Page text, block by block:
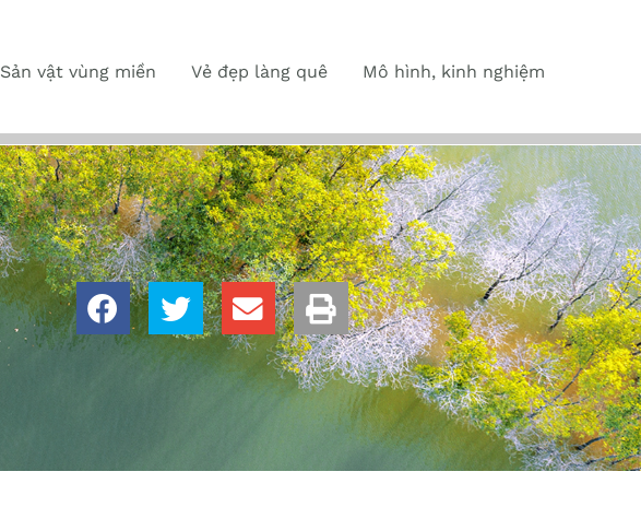
Sản vật vùng miền Vẻ đẹp làng quê Mô hình, kinh nghiệm